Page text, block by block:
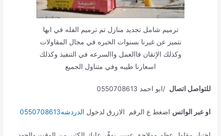
ترميم شامل تجديد منازل تم ترميم الفله في ابها
نتميز عن غيرنا بسنوات الخبره في مجال المقاولات
وكذلك الإتقان فاالعمل واالسرعه في التنفيذ وكذلك
اسعارنا طيبه وفي متناول الجميع
للتواصل اتصال /ابو احمد 0550708613
او عبر الواتس اضغط ع الرقم الازرق لدخول الدردشه0550708613